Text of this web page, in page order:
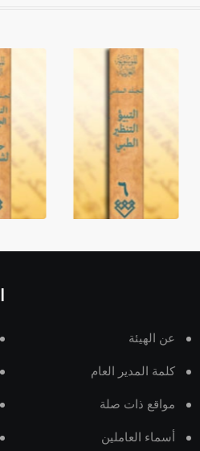
عن الهيئة
كلمة المدير العام
مواقع ذات صلة
أسماء العاملين